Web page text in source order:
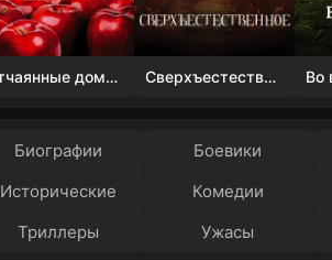
Отчаянные домохозяйки (1 сезон) Сверхъестественное
Биографии Боевики
Исторические
Комедии
Триллеры
Ужасы